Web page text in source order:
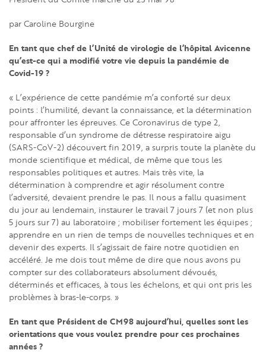
par Caroline Bourgine
En tant que chef de l’Unité de virologie de l’hôpital Avicenne
qu’est-ce qui a modifié votre vie depuis la pandémie de
Covid-19 ?
« L’expérience de cette pandémie m’a conforté sur deux
points : l’humilité, devant la connaissance, et la détermination
pour affronter les épreuves. Ce Coronavirus de type 2,
responsable d’un syndrome de détresse respiratoire aigu
(SARS-CoV-2) découvert fin 2019, a surpris toute la planète du
monde scientifique et médical, de même que tous les
responsables politiques et autres. Mais très vite, la
détermination à comprendre et agir résolument contre
l’adversité, devaient prendre le pas. Il nous a fallu quasiment
du jour au lendemain, instaurer le travail 7 jours 7 (et non plus
5 jours sur 7) au laboratoire ; mobiliser fortement les équipes ;
apprendre en un rien de temps de nouvelles techniques et en
devenir des experts. Il s’agissait de faire notre quotidien en
accéléré. Je me dois tout même de dire que nous avons pu
compter sur des collaborateurs absolument dévoués,
déterminés et efficaces, à tous les échelons, et qui ont pris les
problèmes à bras-le-corps. »
En tant que Président de CM98 aujourd’hui, quelles sont les
orientations que vous voulez prendre pour ces prochaines
années ?